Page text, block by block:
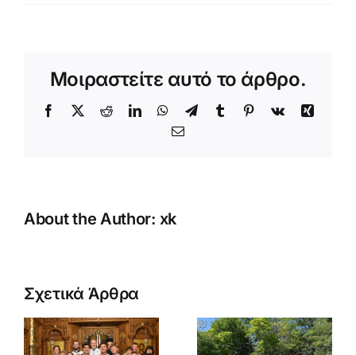
Μοιραστείτε αυτό το άρθρο.
Facebook
X RedditLinkedInWhatsApp
TelegramTumblr Pinterest
Vk
Xing
Email
About the Author: xk
Σχετικά Άρθρα
Δημοτικού
(B’
περίοδος)
Μεγάλη